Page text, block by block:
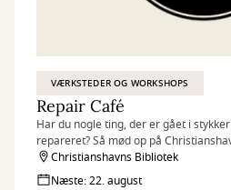
VÆRKSTEDER OG WORKSHOPS
Repair Café
Har du nogle ting, der er gået i
repareret? Så mød op på
Café og få hjælp til at reparere dine
reparatører.
Christianshavns Bibliotek
Næste: 22. august